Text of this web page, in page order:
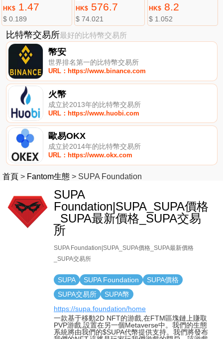
HK$1.47
$ 0.189
HK$ 576.7
$ 74.021
HK$8.2
$ 1.052
比特幣交易所最好的比特幣交易所
幣安
世界排名第一的比特幣交易所
URL：https://www.binance.com
火幣
成立於2013年的比特幣交易所
URL：https://www.huobi.com
歐易OKX
成立於2014年的比特幣交易所
URL：https://www.okx.com
首頁 > Fantom生態 > SUPA Foundation
SUPA
Foundation|SUPA_SUPA價格
_SUPA最新價格_SUPA交易
所
SUPA Foundation|SUPA_SUPA價格_SUPA最新價格
_SUPA交易所
SUPA SUPA Foundation
SUPA價格
SUPA交易所
SUPA幣
https://supa.foundation/home
一款基于移動2D NFT的游戲,在FTM區塊鏈上賺取
PVP游戲,設置在另一個Metaverse中。我們的生態
系統將由我們的$SUPA代幣提供支持。我們將發布